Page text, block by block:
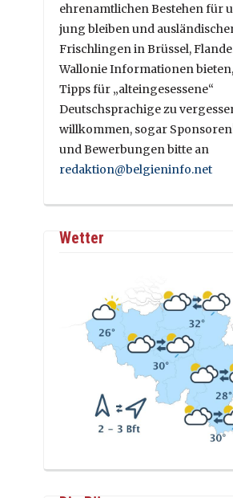
ehrenamtlichen Bestehen für
jung bleiben und
Frischlingen in Brüssel,
Wallonie Informationen
Tipps für „alteingesessene“
Deutschsprachige zu
willkommen, sogar
und Bewerbungen bitte an
redaktion@belgieninfo.net
Wetter